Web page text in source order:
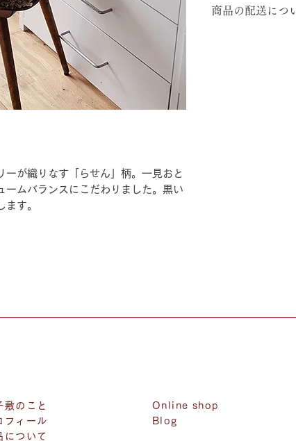
が織りなす「らせん」柄。一見おと
ームバランスにこだわりました。黒い
す。
大サイズ
すのでご了承のほ
商品の配送につ
敷のこと
フィール
について
Online shop
Blog